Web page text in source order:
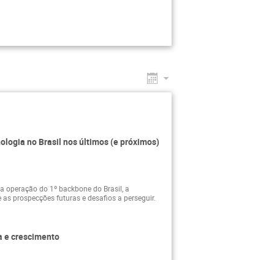
no Brasil nos últimos (e próximos)
do 1º backbone do Brasil, a
prospecções futuras e desafios a perseguir.
e crescimento